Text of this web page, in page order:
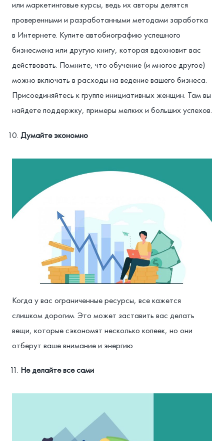
или маркетинговые курсы, ведь их авторы делятся
проверенными и разработанными методами заработка
в Интернете. Купите автобиографию успешного
бизнесмена или другую книгу, которая вдохновит вас
действовать. Помните, что обучение (и многое другое)
можно включать в расходы на ведение вашего бизнеса.
Присоединяйтесь к группе инициативных женщин. Там вы
найдете поддержку, примеры мелких и больших успехов.
Думайте экономно
Когда у вас ограниченные ресурсы, все кажется
слишком дорогим. Это может заставить вас делать
вещи, которые сэкономят несколько копеек, но они
отберут ваше внимание и энергию
Не делайте все сами